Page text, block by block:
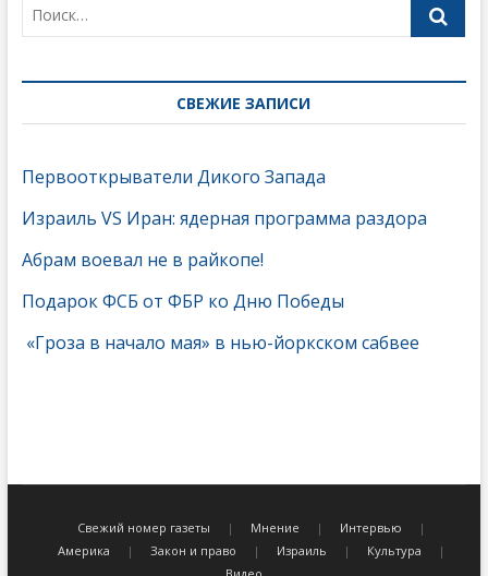
СВЕЖИЕ ЗАПИСИ
Первооткрыватели Дикого Запада
Израиль VS Иран: ядерная программа раздора
Абрам воевал не в райкопе!
Подарок ФСБ от ФБР ко Дню Победы
«Гроза в начало мая» в нью-йоркском сабвее
Свежий номер газеты Мнение
Интервью
Америка
Закон и право Израиль
Культура